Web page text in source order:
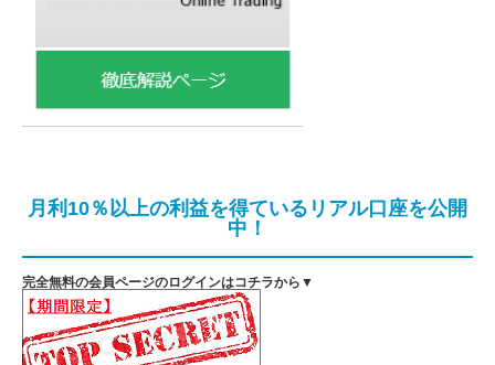
月利10％以上の利益を得ているリアル口座を公開
中！
完全無料の会員ページのログインはコチラから▼